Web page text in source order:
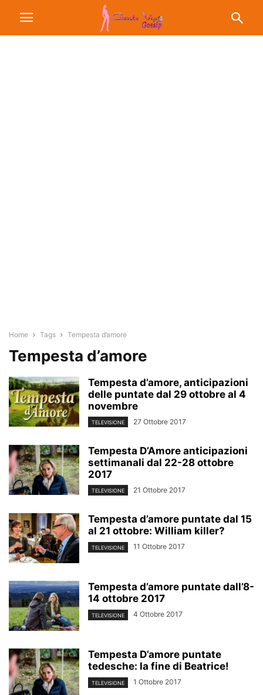
Home Tags Tempesta d’amore
Tempesta d’amore
Tempesta d’amore, anticipazioni
delle puntate dal 29 ottobre al 4
novembre
TELEVISIONE 27 Ottobre 2017
Tempesta D’Amore anticipazioni
settimanali dal 22-28 ottobre
2017
TELEVISIONE 21 Ottobre 2017
Tempesta d’amore puntate dal 15
al 21 ottobre: William killer?
TELEVISIONE 11 Ottobre 2017
Tempesta d’amore puntate dall’8-
14 ottobre 2017
TELEVISIONE 4 Ottobre 2017
Tempesta D’amore puntate
tedesche: la fine di Beatrice!
TELEVISIONE 1 Ottobre 2017